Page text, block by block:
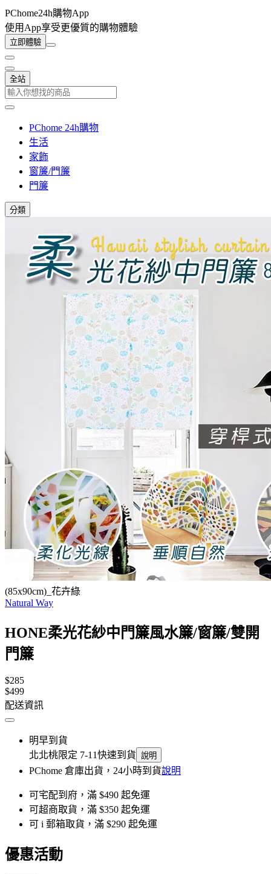
PChome24h購物App
使用App享受更優質的購物體驗
立即體驗
全站
PChome 24h購物
生活
家飾
窗簾/門簾
門簾
分類
(85x90cm)_花卉綠
Natural Way
HONE柔光花紗中門簾風水簾/窗簾/雙開
門簾
$285
$499
配送資訊
明早到貨
北北桃限定 7-11快速到貨 說明
PChome 倉庫出貨，24小時到貨說明
可宅配到府，滿 $490 起免運
可超商取貨，滿 $350 起免運
可 i 郵箱取貨，滿 $290 起免運
優惠活動